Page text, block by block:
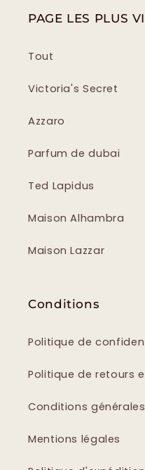
PAGE LES PLUS
Tout
Victoria's Secret
Azzaro
Parfum de dubai
Ted Lapidus
Maison Alhambra
Maison Lazzar
Conditions
Politique de
Politique de retours
Conditions
Mentions légales